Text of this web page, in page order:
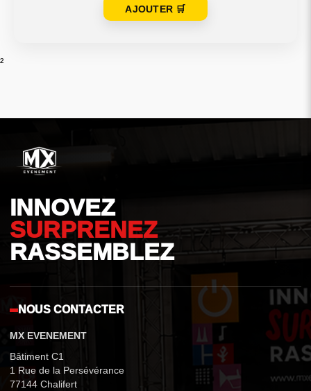
AJOUTER 🛒
²
INNOVEZ
SURPRENEZ
RASSEMBLEZ
NOUS CONTACTER
MX EVENEMENT
Bâtiment C1
1 Rue de la Persévérance
77144 Chalifert